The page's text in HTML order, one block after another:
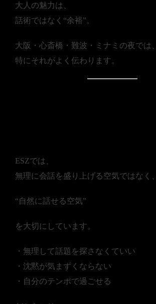
大人の魅力は、
話術ではなく“余裕”。
大阪・心斎橋・難波・ミナミの夜では、
特にそれがよく伝わります。
ESZでは、
無理に会話を盛り上げる空気ではなく、
“自然に話せる空気”
を大切にしています。
・無理して話題を探さなくていい
・沈黙が気まずくならない
・自分のテンポで過ごせる